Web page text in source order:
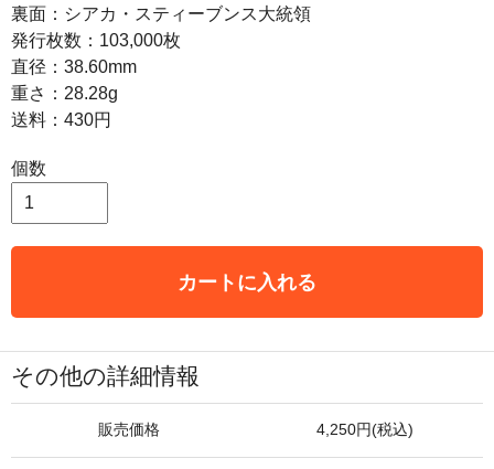
裏面：シアカ・スティーブンス大統領
発行枚数：103,000枚
直径：38.60mm
重さ：28.28g
送料：430円
個数
カートに入れる
その他の詳細情報
販売価格 4,250円(税込)